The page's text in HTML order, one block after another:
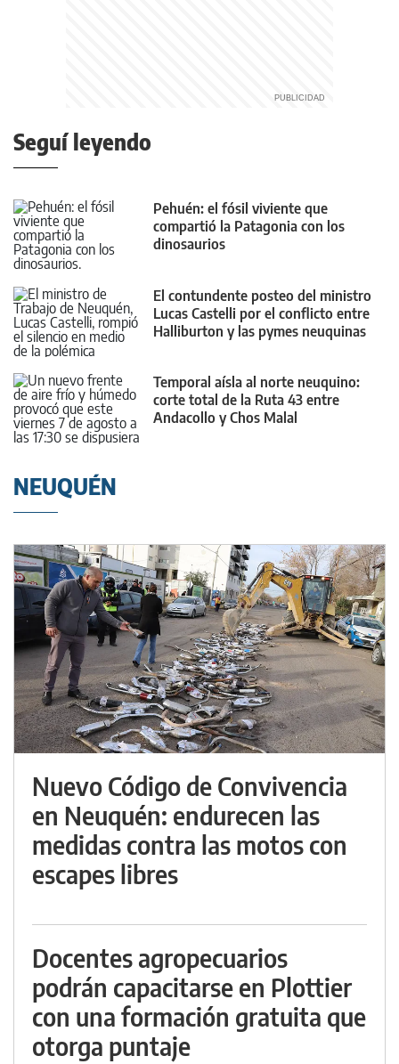
Seguí leyendo
Pehuén: el fósil viviente que
compartió la Patagonia con los
dinosaurios
El contundente posteo del ministro
Lucas Castelli por el conflicto entre
Halliburton y las pymes neuquinas
Temporal aísla al norte neuquino:
corte total de la Ruta 43 entre
Andacollo y Chos Malal
NEUQUÉN
Nuevo Código de Convivencia
en Neuquén: endurecen las
medidas contra las motos con
escapes libres
Docentes agropecuarios
podrán capacitarse en Plottier
con una formación gratuita que
otorga puntaje